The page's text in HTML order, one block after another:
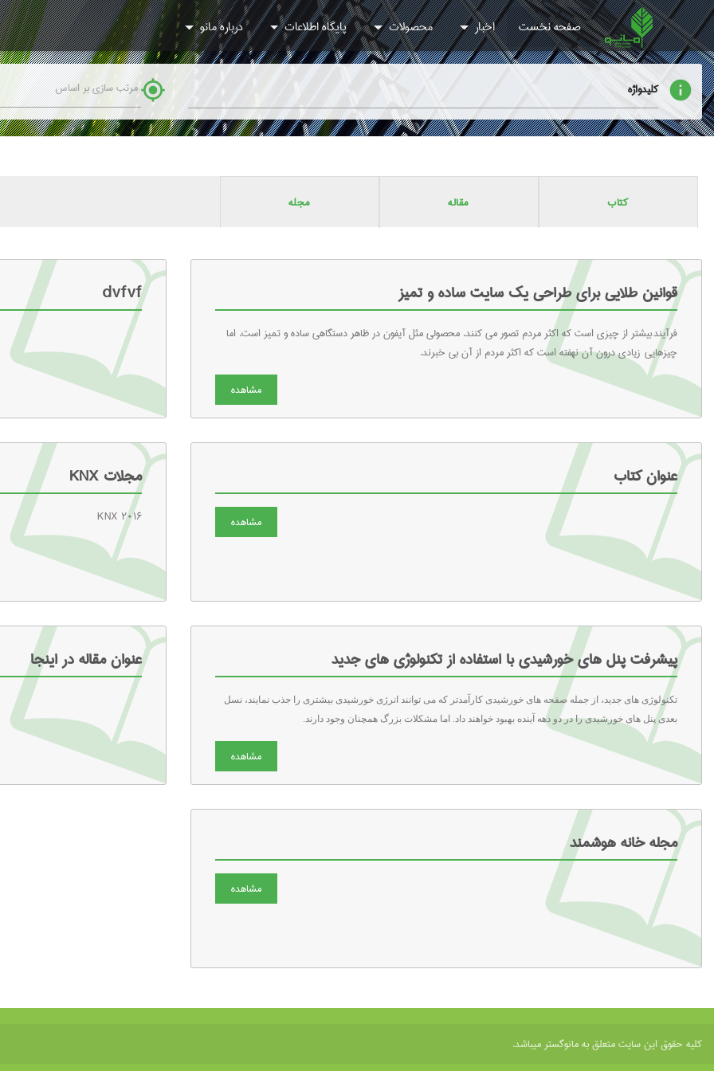
صفحه نخست اخبار محصولات پایگاه اطلاعات درباره مانو
info کلیدواژه my_location
کتاب مقاله مجله
قوانین طلایی برای طراحی یک سایت ساده و تمیز
فرآیند بیشتر از چیزی است که اکثر مردم تصور می کنند. محصولی مثل آیفون در ظاهر دستگاهی ساده و تمیز است. اما
چیزهایی زیادی درون آن نهفته است که اکثر مردم از آن بی خبرند.
مشاهده
dvfvf
عنوان کتاب
مشاهده
مجلات KNX
KNX ۲۰۱۶
پیشرفت پنل های خورشیدی با استفاده از تکنولوژی های جدید
تکنولوژی های جدید، از جمله صفحه های خورشیدی کارآمدتر که می توانند انرژی خورشیدی بیشتری را جذب نمایند، نسل
بعدی پنل های خورشیدی را در دو دهه آینده بهبود خواهند داد. اما مشکلات بزرگ همچنان وجود دارند.
مشاهده
عنوان مقاله در اینجا
مجله خانه هوشمند
مشاهده
کلیه حقوق این سایت متعلق به مانوگستر میباشد.